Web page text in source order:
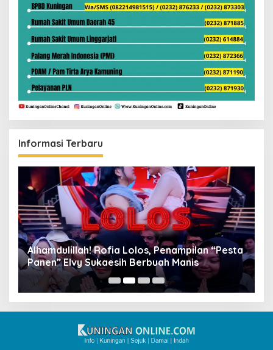
Informasi Terbaru
Alhamdulillah! Rofia Lolos, Penampilan “Pesta
Panen” Elvy Sukaesih Berbuah Manis